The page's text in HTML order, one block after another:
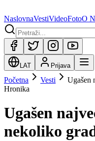
NaslovnaVestiVideoFotoO
LAT Prijava
Početna Vesti
Ugašen
Hronika
Ugašen
nekoliko